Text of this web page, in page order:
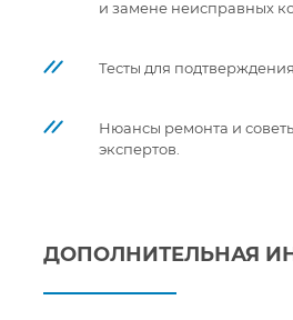
и замене неисправных
Тесты для подтверждения
Нюансы ремонта и
экспертов.
ДОПОЛНИТЕЛЬНАЯ